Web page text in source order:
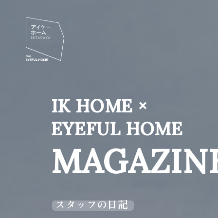
IK HOME ×
EYEFUL HOME
スタッフの日記